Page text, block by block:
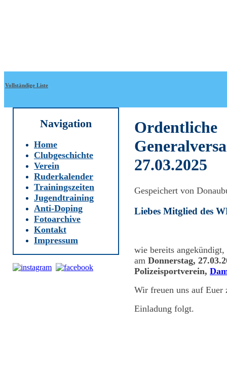
Vollständige Liste
Navigation
Home
Clubgeschichte
Verein
Ruderkalender
Trainingszeiten
Jugendtraining
Anti-Doping
Fotoarchive
Kontakt
Impressum
Ordentliche
27.03.2025
Gespeichert von
Liebes Mitglied des
wie bereits
am Donnerstag,
Polizeisportverein,
Wir freuen uns auf Euer
Einladung folgt.